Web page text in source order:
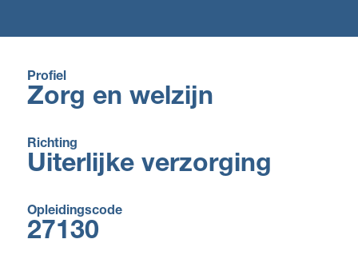
Profiel
Zorg en welzijn
Richting
Uiterlijke verzorging
Opleidingscode
27130